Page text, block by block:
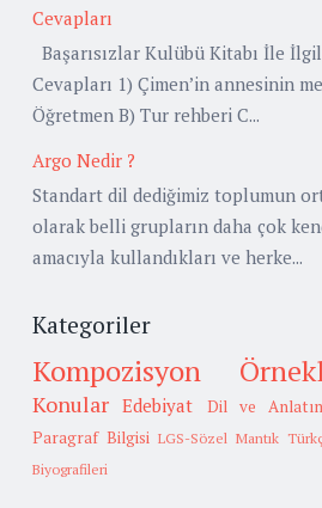
Cevapları
Başarısızlar Kulübü Kitabı İle
Cevapları 1) Çimen’in annesinin
Öğretmen B) Tur rehberi C...
Argo Nedir ?
Standart dil dediğimiz toplumun
olarak belli grupların daha çok
amacıyla kullandıkları ve herke...
Kategoriler
Kompozisyon
Konular Edebiyat Dil ve
Paragraf Bilgisi LGS-Sözel Mantık
Biyografileri